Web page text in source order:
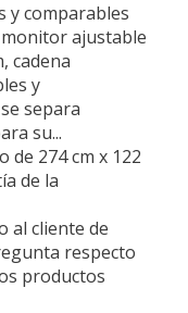
y comparables
monitor ajustable
cadena
y
separa
su...
de 274 cm x 122
de la
al cliente de
respecto
productos